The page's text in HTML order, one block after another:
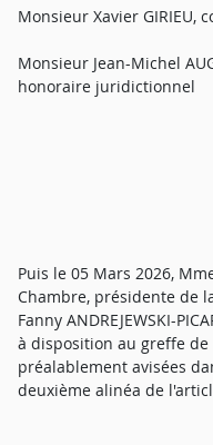
Monsieur Xavier GIRIEU,
Monsieur Jean-Michel
honoraire juridictionnel
Puis le 05 Mars 2026,
Chambre, présidente de
Fanny ANDREJEWSKI-
à disposition au greffe
préalablement avisées
deuxième alinéa de